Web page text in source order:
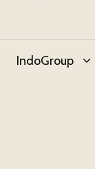
IndoGroup